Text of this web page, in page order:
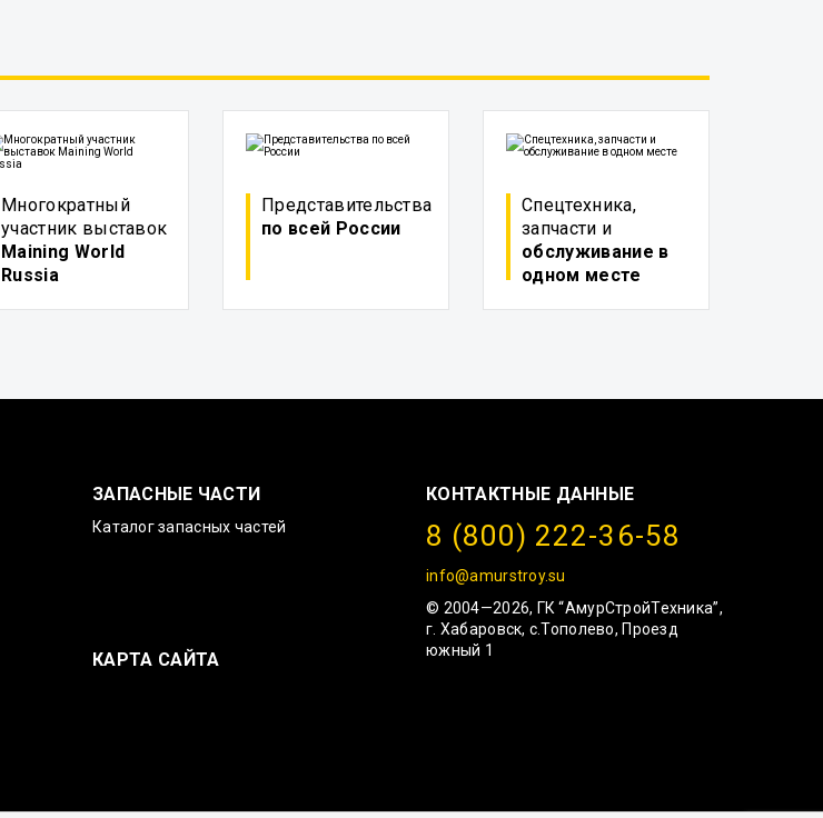
Многократный
участник выставок
Maining World
Russia
Представительства
по всей России
Спецтехника,
запчасти и
обслуживание в
одном месте
ЗАПАСНЫЕ ЧАСТИ
Каталог запасных частей
КАРТА САЙТА
КОНТАКТНЫЕ ДАННЫЕ
8 (800) 222-36-58
info@amurstroy.su
© 2004—2026, ГК “АмурСтройТехника”,
г. Хабаровск, с.Тополево, Проезд
южный 1